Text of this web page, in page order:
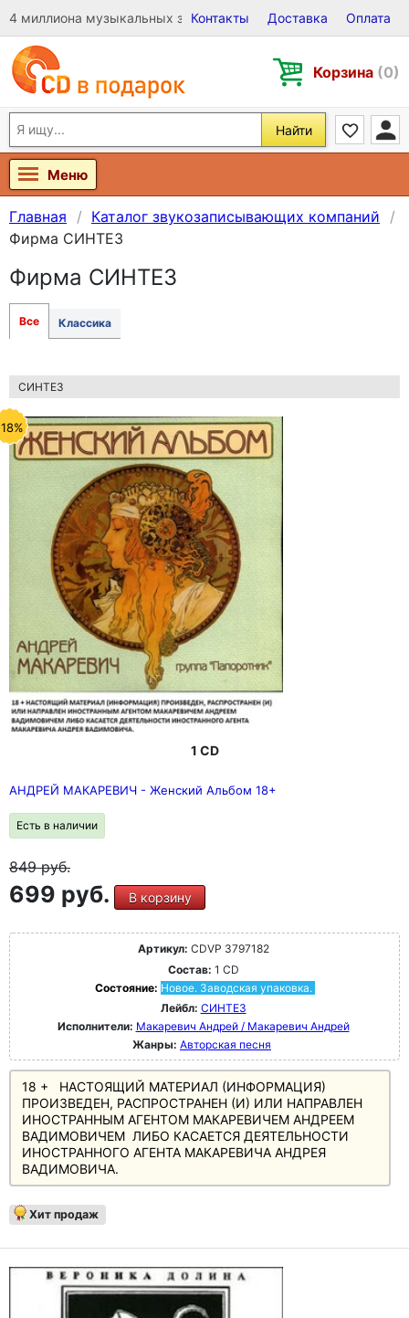
4 миллиона музыкальных записей на Виниле, CD и DVD
Контакты Доставка Оплата
Корзина (0)
Найти
Меню
Главная
Каталог звукозаписывающих компаний
Фирма СИНТЕЗ
Фирма СИНТЕЗ
Все Классика
СИНТЕЗ
1 CD
АНДРЕЙ МАКАРЕВИЧ - Женский Альбом 18+
Есть в наличии
849руб.
699 руб. В корзину
Артикул: CDVP 3797182
Состав: 1 CD
Состояние: Новое. Заводская упаковка.
Лейбл: СИНТЕЗ
Исполнители: Макаревич Андрей / Макаревич Андрей
Жанры: Авторская песня
18 + НАСТОЯЩИЙ МАТЕРИАЛ (ИНФОРМАЦИЯ)
ПРОИЗВЕДЕН, РАСПРОСТРАНЕН (И) ИЛИ НАПРАВЛЕН
ИНОСТРАННЫМ АГЕНТОМ МАКАРЕВИЧЕМ АНДРЕЕМ
ВАДИМОВИЧЕМ ЛИБО КАСАЕТСЯ ДЕЯТЕЛЬНОСТИ
ИНОСТРАННОГО АГЕНТА МАКАРЕВИЧА АНДРЕЯ
ВАДИМОВИЧА.
Хит продаж